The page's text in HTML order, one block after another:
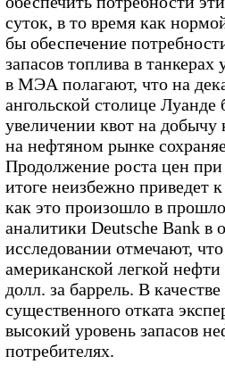
суток, в то время как
бы обеспечение
запасов топлива в
в МЭА полагают, что на
ангольской столице
увеличении квот на
на нефтяном рынке
Продолжение роста цен
итоге неизбежно приведет
как это произошло в
аналитики Deutsche Bank в
исследовании отмечают,
американской легкой
долл. за баррель. В
существенного отката
высокий уровень запасов
потребителях.